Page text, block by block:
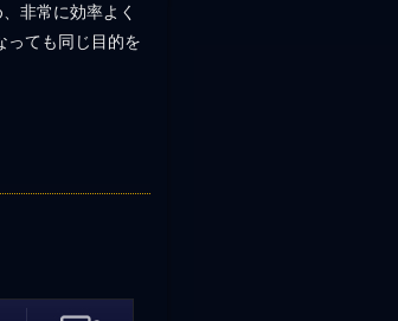
非常に効率よく
っても同じ目的を